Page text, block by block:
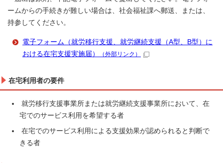
ームからの手続きが難しい場合は、社会福祉課へ郵送、または、
持参してください。
電子フォーム（就労移行支援、就労継続支援（A型、B型）に
おける在宅支援実施届）
（外部リンク）
在宅利用者の要件
就労移行支援事業所または就労継続支援事業所において、在
宅でのサービス利用を希望する者
在宅でのサービス利用による支援効果が認められると判断で
きる者